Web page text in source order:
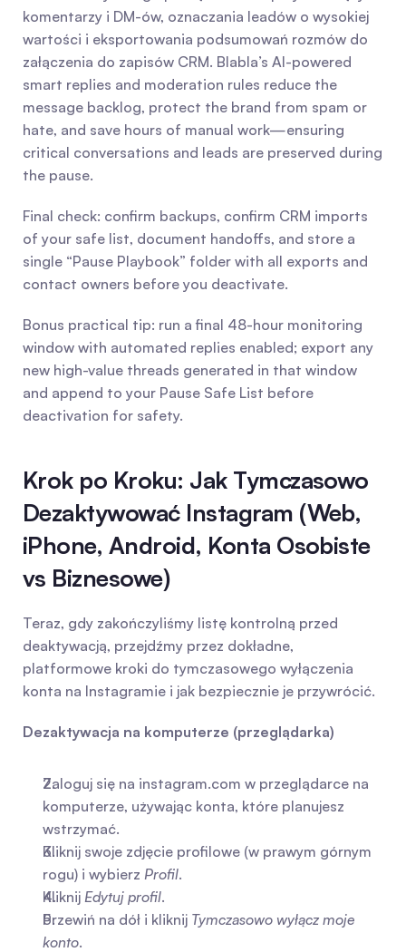
komentarzy i DM-ów, oznaczania leadów o wysokiej
wartości i eksportowania podsumowań rozmów do
załączenia do zapisów CRM. Blabla’s AI-powered
smart replies and moderation rules reduce the
message backlog, protect the brand from spam or
hate, and save hours of manual work—ensuring
critical conversations and leads are preserved during
the pause.
Final check: confirm backups, confirm CRM imports
of your safe list, document handoffs, and store a
single “Pause Playbook” folder with all exports and
contact owners before you deactivate.
Bonus practical tip: run a final 48-hour monitoring
window with automated replies enabled; export any
new high-value threads generated in that window
and append to your Pause Safe List before
deactivation for safety.
Krok po Kroku: Jak Tymczasowo
Dezaktywować Instagram (Web,
iPhone, Android, Konta Osobiste
vs Biznesowe)
Teraz, gdy zakończyliśmy listę kontrolną przed
deaktywacją, przejdźmy przez dokładne,
platformowe kroki do tymczasowego wyłączenia
konta na Instagramie i jak bezpiecznie je przywrócić.
Dezaktywacja na komputerze (przeglądarka)
Zaloguj się na instagram.com w przeglądarce na
komputerze, używając konta, które planujesz
wstrzymać.
Kliknij swoje zdjęcie profilowe (w prawym górnym
rogu) i wybierz Profil.
Kliknij Edytuj profil.
Przewiń na dół i kliknij Tymczasowo wyłącz moje
konto.